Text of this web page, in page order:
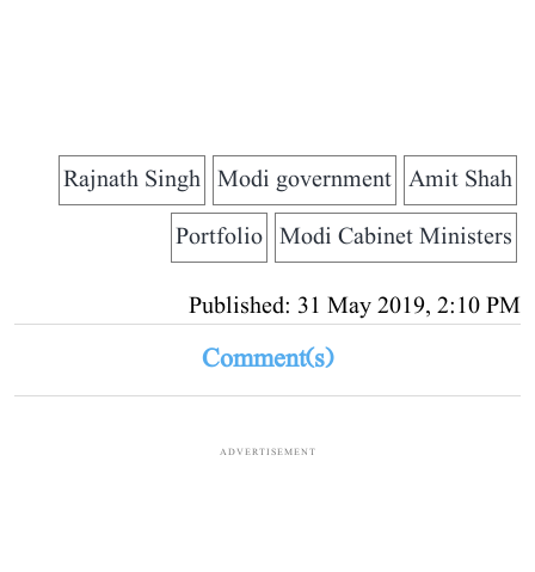
Amit Shah
Modi government
Rajnath Singh
Modi Cabinet Ministers
Portfolio
Published: 31 May 2019, 2:10 PM
Comment(s)
ADVERTISEMENT